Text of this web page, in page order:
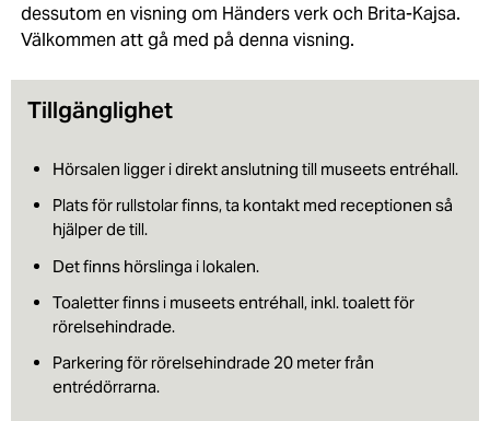
dessutom en visning om Händers verk och Brita-Kajsa.
Välkommen att gå med på denna visning.
Tillgänglighet
Hörsalen ligger i direkt anslutning till museets entréhall.
Plats för rullstolar finns, ta kontakt med receptionen så
hjälper de till.
Det finns hörslinga i lokalen.
Toaletter finns i museets entréhall, inkl. toalett för
rörelsehindrade.
Parkering för rörelsehindrade 20 meter från
entrédörrarna.